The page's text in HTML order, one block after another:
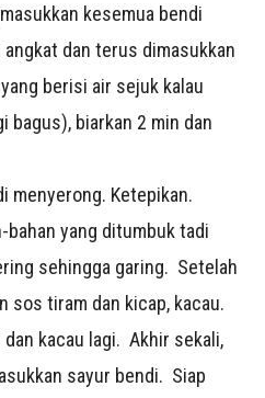
kesemua bendi
dan terus dimasukkan
berisi air sejuk kalau
bagus), biarkan 2 min dan
menyerong. Ketepikan.
bahan yang ditumbuk tadi
sehingga garing. Setelah
sos tiram dan kicap, kacau.
kacau lagi. Akhir sekali,
sayur bendi. Siap